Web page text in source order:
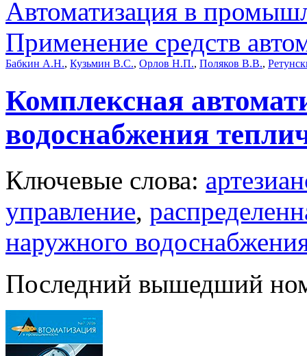
Автоматизация в
Применение средств
Бабкин А.Н., Кузьмин В.С., Орлов Н.П., Поляков В.В.,
Комплексная
водоснабжения
Ключевые слова:
управление,
наружного
Последний вышедший